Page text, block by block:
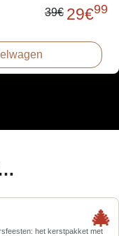
39€ 29€99
🎄
het kerstpakket met